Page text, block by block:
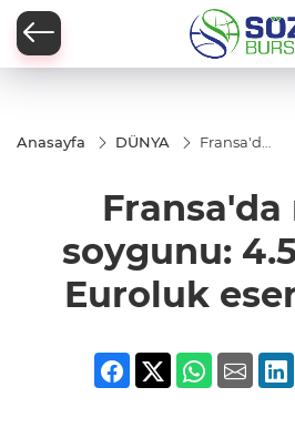
Anasayfa DÜNYA
Fransa'da
milyon
eser
çalındı
Fransa'da
soygunu:
Euroluk